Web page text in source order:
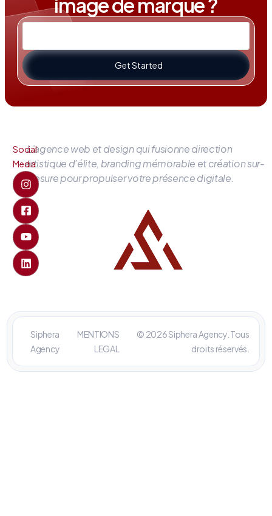
image de marque ?
Get Started
L’agence web et design qui fusionne direction
artistique d’élite, branding mémorable et création sur-
mesure pour propulser votre présence digitale.
Social
Media
Siphera
Agency
MENTIONS
LEGAL
© 2026 Siphera Agency. Tous
droits réservés.